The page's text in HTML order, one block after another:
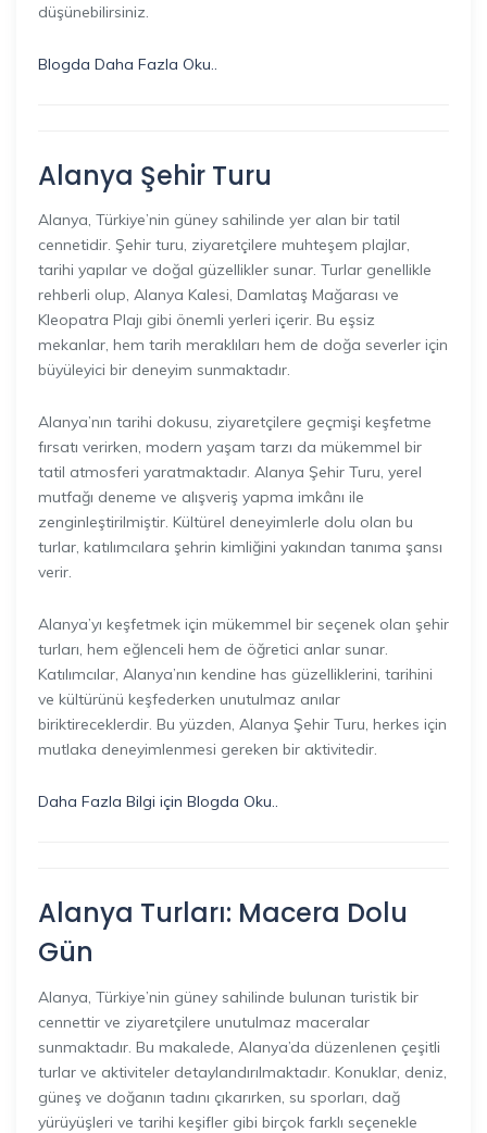
düşünebilirsiniz.
Blogda Daha Fazla Oku..
Alanya Şehir Turu
Alanya, Türkiye’nin güney sahilinde yer alan bir tatil
cennetidir. Şehir turu, ziyaretçilere muhteşem plajlar,
tarihi yapılar ve doğal güzellikler sunar. Turlar genellikle
rehberli olup, Alanya Kalesi, Damlataş Mağarası ve
Kleopatra Plajı gibi önemli yerleri içerir. Bu eşsiz
mekanlar, hem tarih meraklıları hem de doğa severler için
büyüleyici bir deneyim sunmaktadır.
Alanya’nın tarihi dokusu, ziyaretçilere geçmişi keşfetme
fırsatı verirken, modern yaşam tarzı da mükemmel bir
tatil atmosferi yaratmaktadır. Alanya Şehir Turu, yerel
mutfağı deneme ve alışveriş yapma imkânı ile
zenginleştirilmiştir. Kültürel deneyimlerle dolu olan bu
turlar, katılımcılara şehrin kimliğini yakından tanıma şansı
verir.
Alanya’yı keşfetmek için mükemmel bir seçenek olan şehir
turları, hem eğlenceli hem de öğretici anlar sunar.
Katılımcılar, Alanya’nın kendine has güzelliklerini, tarihini
ve kültürünü keşfederken unutulmaz anılar
biriktireceklerdir. Bu yüzden, Alanya Şehir Turu, herkes için
mutlaka deneyimlenmesi gereken bir aktivitedir.
Daha Fazla Bilgi için Blogda Oku..
Alanya Turları: Macera Dolu
Gün
Alanya, Türkiye’nin güney sahilinde bulunan turistik bir
cennettir ve ziyaretçilere unutulmaz maceralar
sunmaktadır. Bu makalede, Alanya’da düzenlenen çeşitli
turlar ve aktiviteler detaylandırılmaktadır. Konuklar, deniz,
güneş ve doğanın tadını çıkarırken, su sporları, dağ
yürüyüşleri ve tarihi keşifler gibi birçok farklı seçenekle